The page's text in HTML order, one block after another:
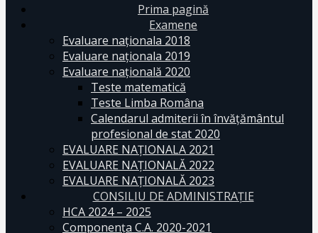
Prima pagină
Examene
Evaluare naționala 2018
Evaluare naționala 2019
Evaluare națională 2020
Teste matematică
Teste Limba Româna
Calendarul admiterii în învăţământul
profesional de stat 2020
EVALUARE NAȚIONALA 2021
EVALUARE NAŢIONALĂ 2022
EVALUARE NAŢIONALĂ 2023
CONSILIU DE ADMINISTRAȚIE
HCA 2024 – 2025
Componența C.A. 2020-2021